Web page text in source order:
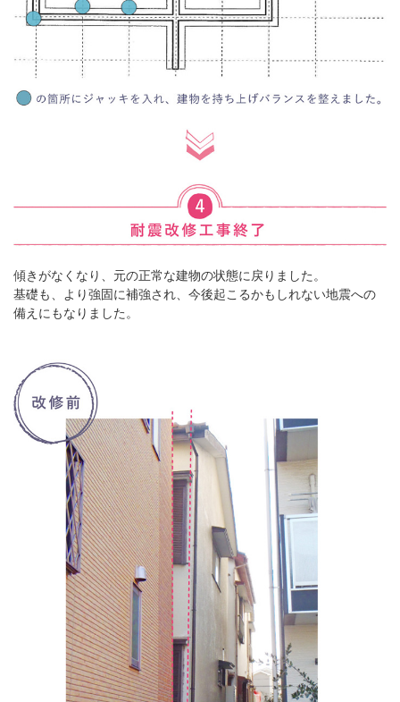
傾きがなくなり、元の正常な建物の状態に戻りました。
基礎も、より強固に補強され、今後起こるかもしれない地震への
備えにもなりました。